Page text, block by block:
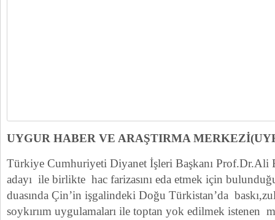
UYGUR HABER VE ARAŞTIRMA
Türkiye Cumhuriyeti Diyanet İşleri Başkanı Prof.Dr.Ali
adayı ile birlikte hac farizasını eda etmek için
duasında Çin’in işgalindeki Doğu Türkistan’da
soykırıım uygulamaları ile toptan yok edilmek istenen